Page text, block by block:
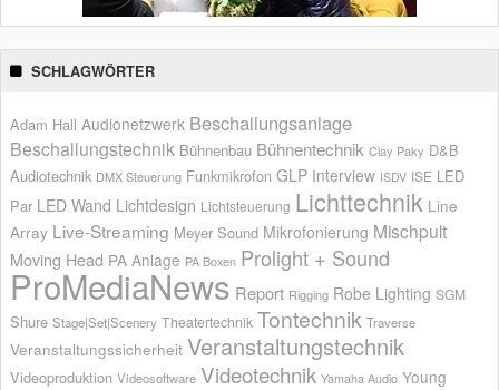
SCHLAGWÖRTER
Adam Hall Audionetzwerk Beschallungsanlage
Beschallungstechnik Bühnenbau Bühnentechnik Clay Paky D&B
Audiotechnik DMX Steuerung Funkmikrofon GLP Interview ISDV ISE LED
Par LED Wand Lichtdesign Lichtsteuerung Lichttechnik Line
Array Live-Streaming Meyer Sound Mikrofonierung Mischpult
Moving Head PA Anlage PA Boxen Prolight + Sound
ProMediaNews Report Rigging Robe Lighting SGM
Shure Stage|Set|Scenery Theatertechnik Tontechnik Traverse
Veranstaltungssicherheit Veranstaltungstechnik
Videoproduktion Videosoftware Videotechnik Yamaha Audio Young